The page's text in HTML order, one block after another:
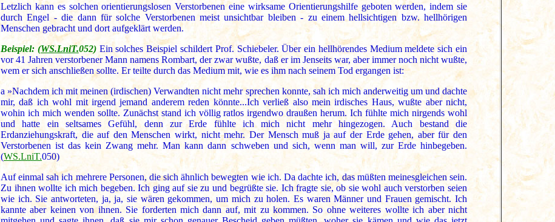
Letzlich kann es solchen orientierungslosen Verstorbenen eine wirksame Orientierungshilfe geboten werden, indem sie
durch Engel - die dann für solche Verstorbenen meist unsichtbar bleiben - zu einem hellsichtigen bzw. hellhörigen
Menschen gebracht und dort aufgeklärt werden.
Beispiel: (WS.LniT.052) Ein solches Beispiel schildert Prof. Schiebeler. Über ein hellhörendes Medium meldete sich ein
vor 41 Jahren verstorbener Mann namens Rombart, der zwar wußte, daß er im Jenseits war, aber immer noch nicht wußte,
wem er sich anschließen sollte. Er teilte durch das Medium mit, wie es ihm nach seinem Tod ergangen ist:
a »Nachdem ich mit meinen (irdischen) Verwandten nicht mehr sprechen konnte, sah ich mich anderweitig um und dachte
mir, daß ich wohl mit irgend jemand anderem reden könnte...Ich verließ also mein irdisches Haus, wußte aber nicht,
wohin ich mich wenden sollte. Zunächst stand ich völlig ratlos irgendwo draußen herum. Ich fühlte mich nirgends wohl
und hatte ein seltsames Gefühl, denn zur Erde fühlte ich mich nicht mehr hingezogen. Auch bestand die
Erdanziehungskraft, die auf den Menschen wirkt, nicht mehr. Der Mensch muß ja auf der Erde gehen, aber für den
Verstorbenen ist das kein Zwang mehr. Man kann dann schweben und sich, wenn man will, zur Erde hinbegeben.
(WS.LniT.050)
Auf einmal sah ich mehrere Personen, die sich ähnlich bewegten wie ich. Da dachte ich, das müßten meinesgleichen sein.
Zu ihnen wollte ich mich begeben. Ich ging auf sie zu und begrüßte sie. Ich fragte sie, ob sie wohl auch verstorben seien
wie ich. Sie antworteten, ja, ja, sie wären gekommen, um mich zu holen. Es waren Männer und Frauen gemischt. Ich
kannte aber keinen von ihnen. Sie forderten mich dann auf, mit zu kommen. So ohne weiteres wollte ich aber nicht